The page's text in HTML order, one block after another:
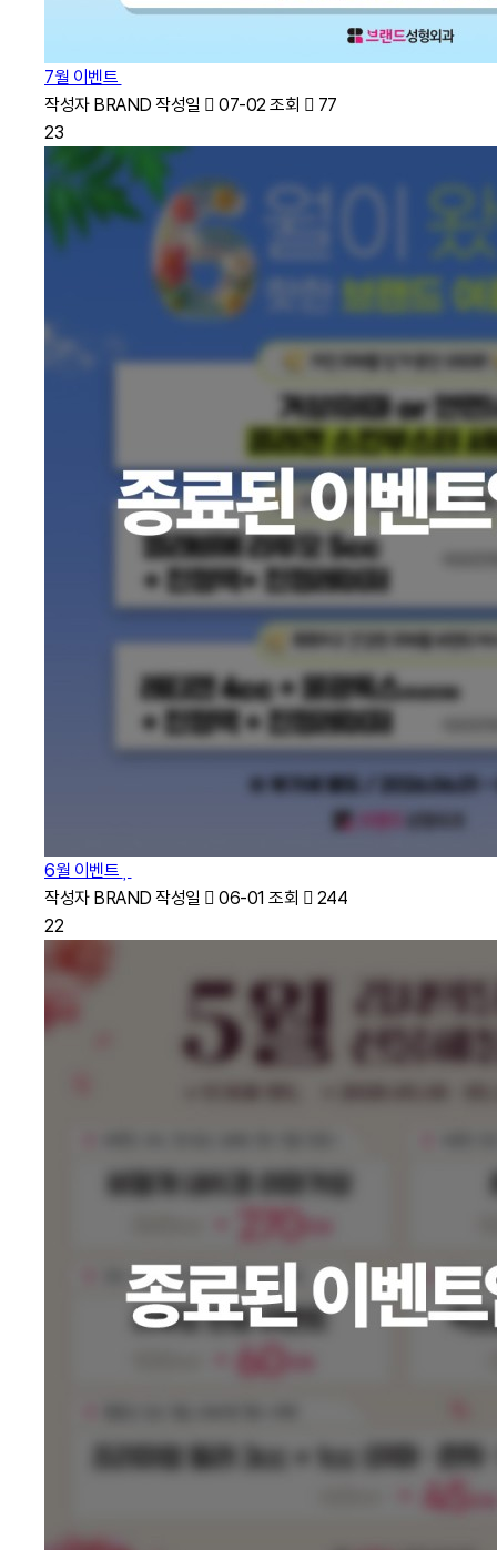
7월 이벤트
작성자 BRAND 작성일 07-02 조회
77
23
6월 이벤트
작성자 BRAND 작성일 06-01 조회
244
22